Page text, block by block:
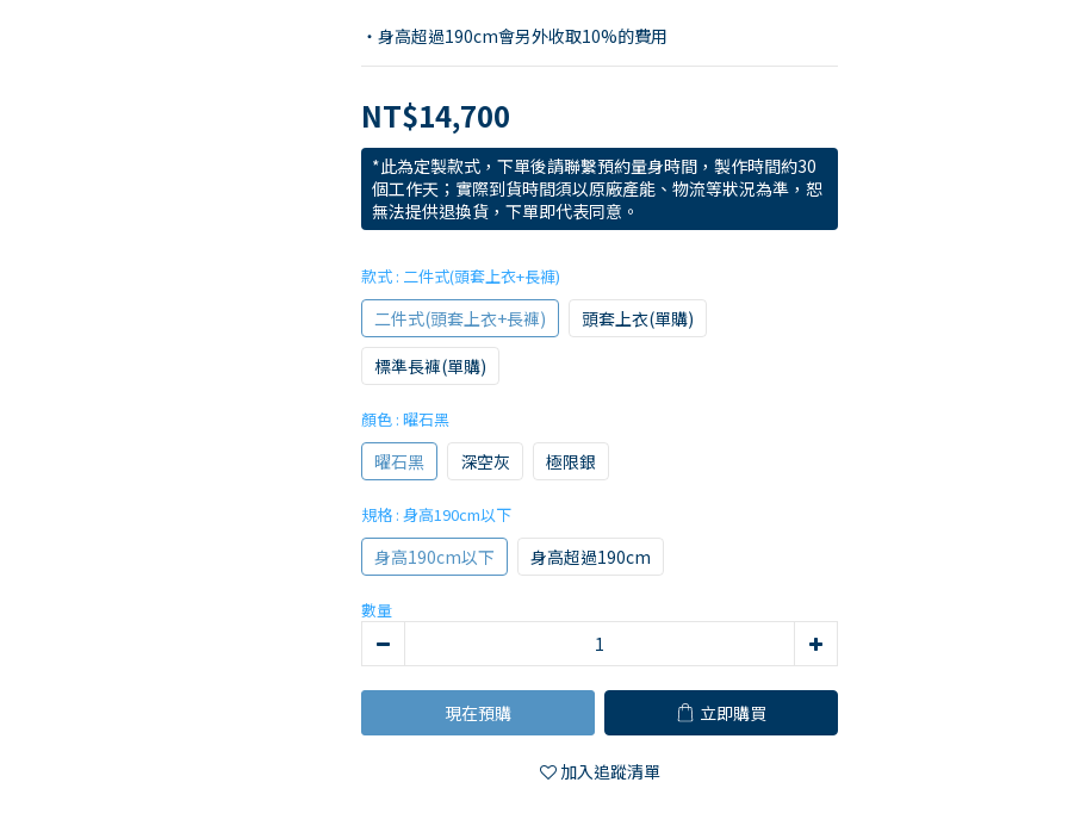
・身高超過190cm會另外收取10%的費用
NT$14,700
*此為定製款式，下單後請聯繫預約量身時間，製作時間約30
個工作天；實際到貨時間須以原廠產能、物流等狀況為準，恕
無法提供退換貨，下單即代表同意。
款式 : 二件式(頭套上衣+長褲)
二件式(頭套上衣+長褲)
頭套上衣(單購)
標準長褲(單購)
顏色 : 曜石黑
曜石黑 深空灰 極限銀
規格 : 身高190cm以下
身高190cm以下 身高超過190cm
數量
現在預購 立即購買
加入追蹤清單